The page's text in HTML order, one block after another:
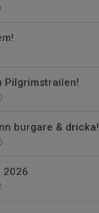
Pilgrimstrailen!
burgare & dricka!
2026